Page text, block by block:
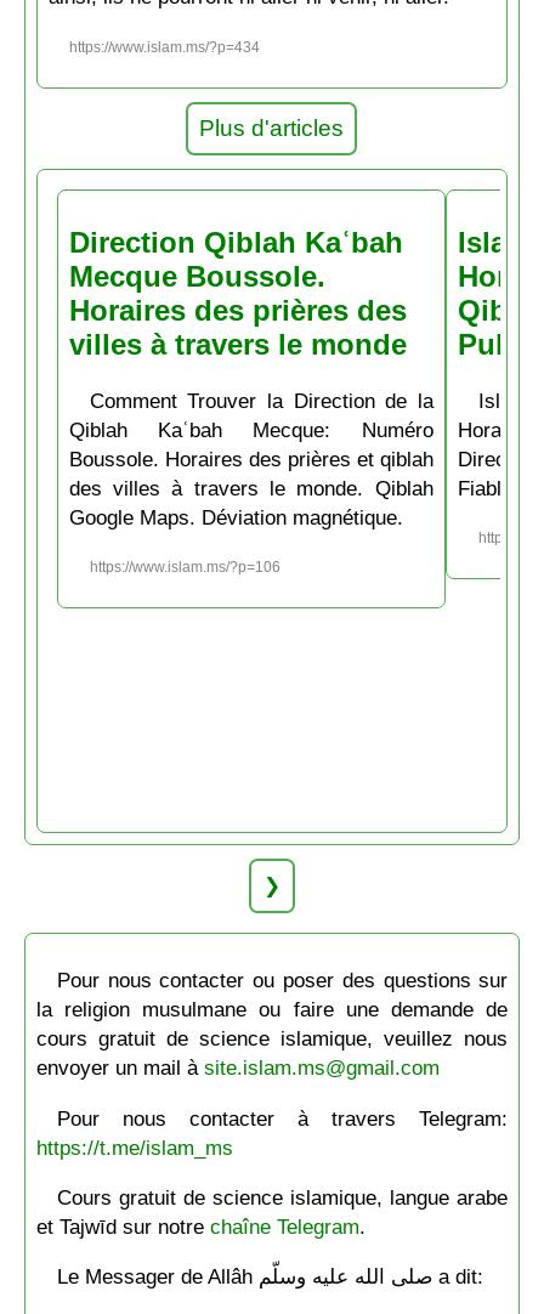
https://www.islam.ms/?p=434
Plus d'articles
Direction Qiblah Kaʿbah
Mecque Boussole.
Horaires des prières des
villes à travers le monde
Comment Trouver la Direction de la
Qiblah Kaʿbah Mecque: Numéro
Boussole. Horaires des prières et qiblah
des villes à travers le monde. Qiblah
Google Maps. Déviation magnétique.
https://www.islam.ms/?p=106
Pubs
Fiable et
https://
❯
Pour nous contacter ou poser des questions sur
la religion musulmane ou faire une demande de
cours gratuit de science islamique, veuillez nous
envoyer un mail à site.islam.ms@gmail.com
Pour nous contacter à travers Telegram:
https://t.me/islam_ms
Cours gratuit de science islamique, langue arabe
et Tajwīd sur notre chaîne Telegram.
Le Messager de Allâh صلى الله عليه وسلّم a dit: